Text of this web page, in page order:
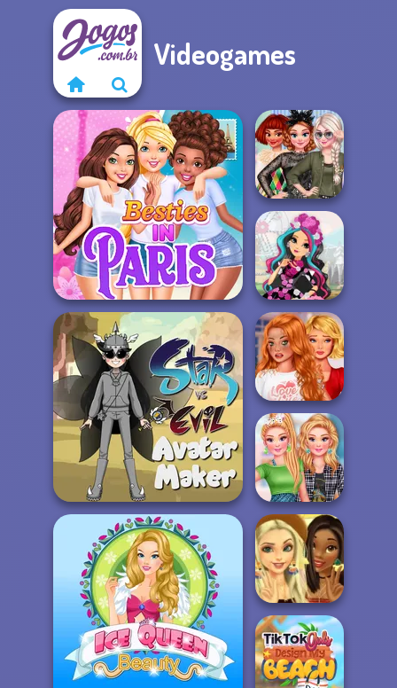
Videogames
Besties In Paris
Stars Vs Evil Avatar Maker
Princesses
Carnival Party
Sleeping Beauty
Doll
Bestie To The
Rescue Breakup
P...
The New Girl In
School
Elsa And Tiana
Summer
Greatest...